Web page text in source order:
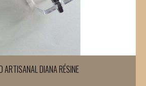
ARTISANAL DIANA RÉSINE